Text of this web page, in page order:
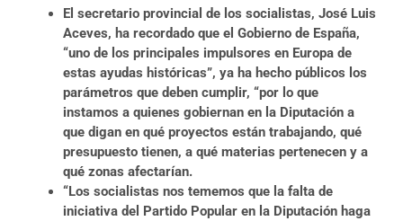
El secretario provincial de los socialistas, José Luis
Aceves, ha recordado que el Gobierno de España,
“uno de los principales impulsores en Europa de
estas ayudas históricas”, ya ha hecho públicos los
parámetros que deben cumplir, “por lo que
instamos a quienes gobiernan en la Diputación a
que digan en qué proyectos están trabajando, qué
presupuesto tienen, a qué materias pertenecen y a
qué zonas afectarían.
“Los socialistas nos tememos que la falta de
iniciativa del Partido Popular en la Diputación haga